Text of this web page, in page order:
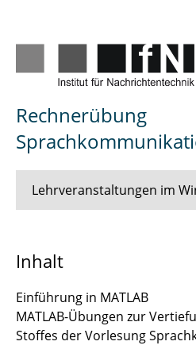
Rechnerübung
Lehrveranstaltungen im
Advanced Topics in
Inhalt
Einführung in MATLAB
MATLAB-Übungen zur
Stoffes der Vorlesung